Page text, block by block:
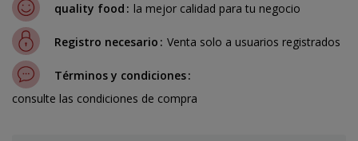
quality food la mejor calidad para tu negocio
Registro necesario Venta solo a usuarios registrados
Términos y condiciones
consulte las condiciones de compra